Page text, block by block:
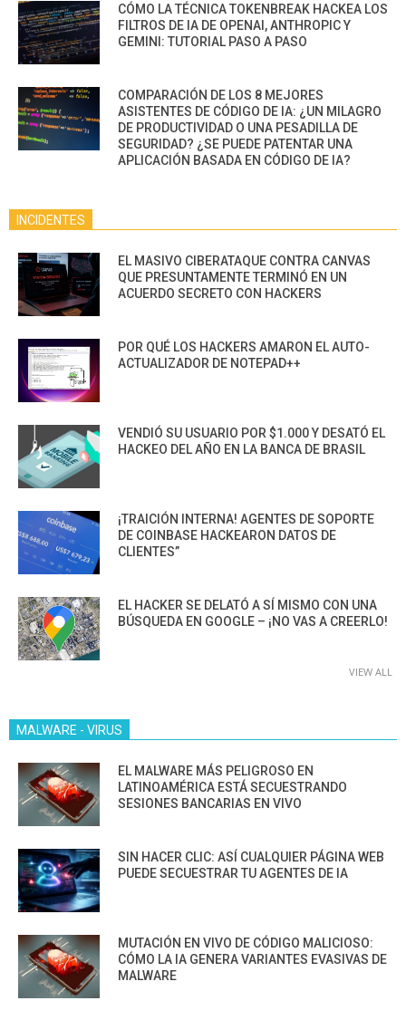
CÓMO LA TÉCNICA TOKENBREAK HACKEA LOS
FILTROS DE IA DE OPENAI, ANTHROPIC Y
GEMINI: TUTORIAL PASO A PASO
COMPARACIÓN DE LOS 8 MEJORES
ASISTENTES DE CÓDIGO DE IA: ¿UN MILAGRO
DE PRODUCTIVIDAD O UNA PESADILLA DE
SEGURIDAD? ¿SE PUEDE PATENTAR UNA
APLICACIÓN BASADA EN CÓDIGO DE IA?
INCIDENTES
EL MASIVO CIBERATAQUE CONTRA CANVAS
QUE PRESUNTAMENTE TERMINÓ EN UN
ACUERDO SECRETO CON HACKERS
POR QUÉ LOS HACKERS AMARON EL AUTO-
ACTUALIZADOR DE NOTEPAD++
VENDIÓ SU USUARIO POR $1.000 Y DESATÓ EL
HACKEO DEL AÑO EN LA BANCA DE BRASIL
¡TRAICIÓN INTERNA! AGENTES DE SOPORTE
DE COINBASE HACKEARON DATOS DE
CLIENTES”
EL HACKER SE DELATÓ A SÍ MISMO CON UNA
BÚSQUEDA EN GOOGLE – ¡NO VAS A CREERLO!
VIEW ALL
MALWARE - VIRUS
EL MALWARE MÁS PELIGROSO EN
LATINOAMÉRICA ESTÁ SECUESTRANDO
SESIONES BANCARIAS EN VIVO
SIN HACER CLIC: ASÍ CUALQUIER PÁGINA WEB
PUEDE SECUESTRAR TU AGENTES DE IA
MUTACIÓN EN VIVO DE CÓDIGO MALICIOSO:
CÓMO LA IA GENERA VARIANTES EVASIVAS DE
MALWARE